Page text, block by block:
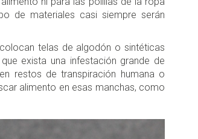
de materiales casi siempre serán
telas de algodón o sintéticas
exista una infestación grande de
restos de transpiración humana o
alimento en esas manchas, como